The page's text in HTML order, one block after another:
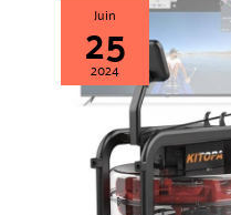
Juin
25
2024